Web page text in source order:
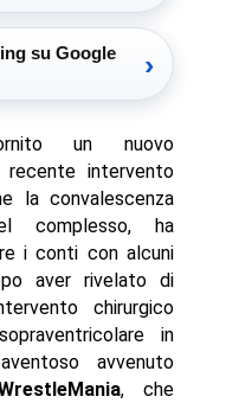
su Google
›
un nuovo
recente intervento
la convalescenza
complesso, ha
i conti con alcuni
aver rivelato di
chirurgico
in
avvenuto
, che